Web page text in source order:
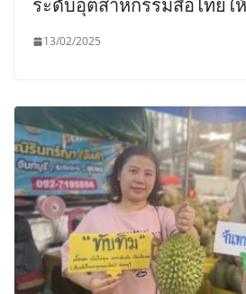
ระดับอุตสาหกรรมสื่อไทยใ
13/02/2025